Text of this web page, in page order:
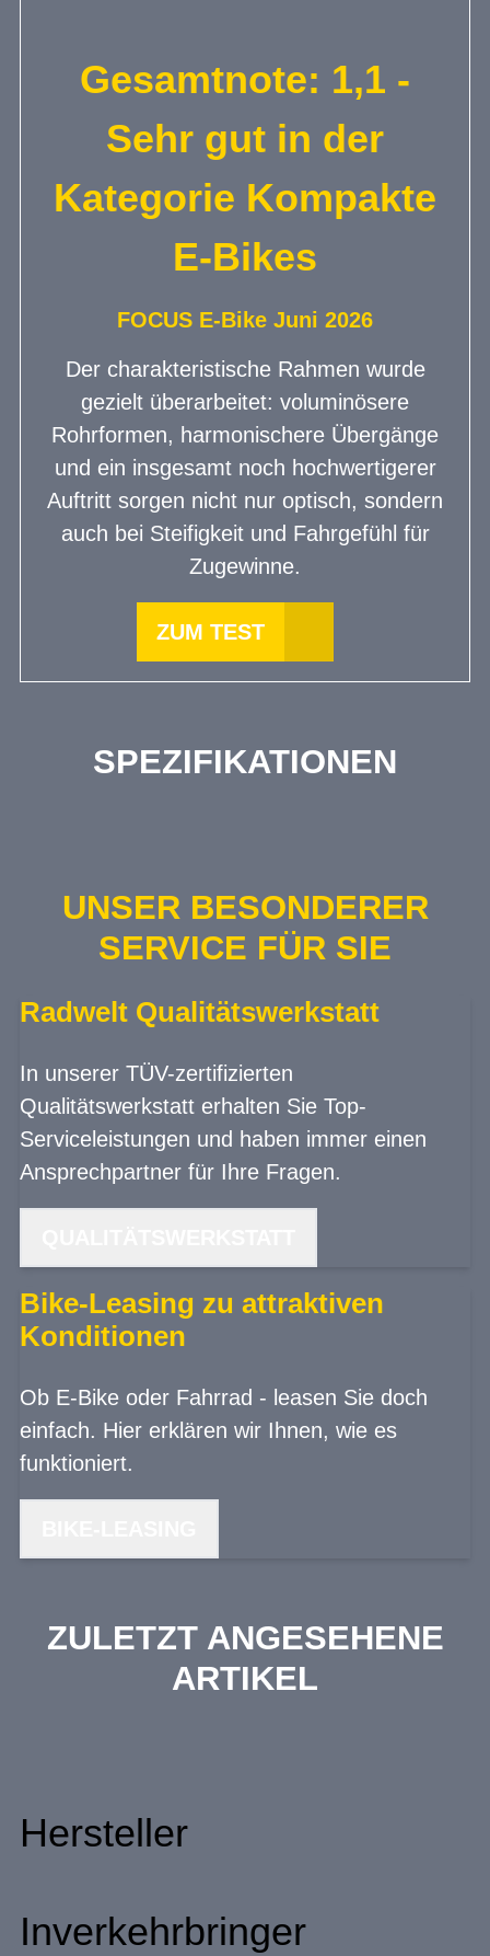
Gesamtnote: 1,1 -
Sehr gut in der
Kategorie Kompakte
E-Bikes
FOCUS E-Bike Juni 2026
Der charakteristische Rahmen wurde
gezielt überarbeitet: voluminösere
Rohrformen, harmonischere Übergänge
und ein insgesamt noch hochwertigerer
Auftritt sorgen nicht nur optisch, sondern
auch bei Steifigkeit und Fahrgefühl für
Zugewinne.
ZUM TEST
SPEZIFIKATIONEN
UNSER BESONDERER
SERVICE FÜR SIE
Radwelt Qualitätswerkstatt
In unserer TÜV-zertifizierten
Qualitätswerkstatt erhalten Sie Top-
Serviceleistungen und haben immer einen
Ansprechpartner für Ihre Fragen.
Bike-Leasing zu attraktiven
Konditionen
Ob E-Bike oder Fahrrad - leasen Sie doch
einfach. Hier erklären wir Ihnen, wie es
funktioniert.
ZULETZT ANGESEHENE
ARTIKEL
Hersteller
Inverkehrbringer